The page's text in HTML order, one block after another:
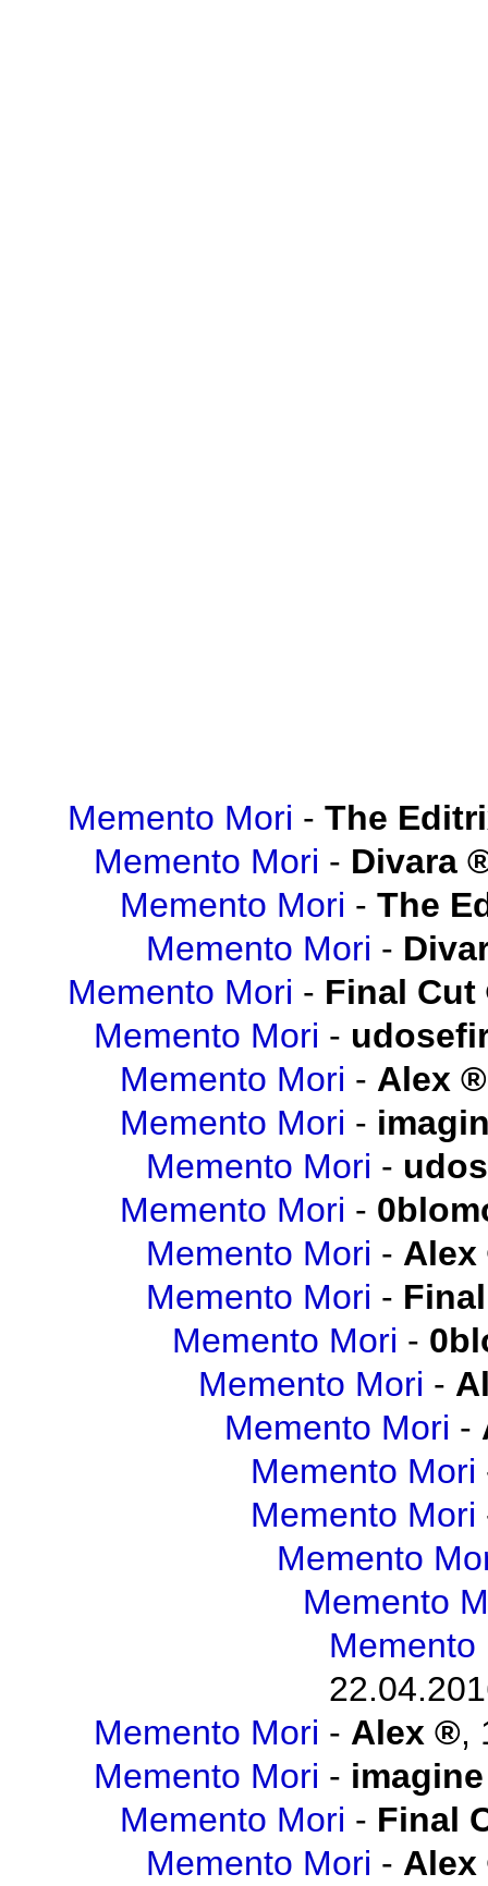
Memento Mori - The
Memento Mori - Divara
Memento Mori - The
Memento Mori -
Memento Mori - Final Cut
Memento Mori -
Memento Mori - Alex
Memento Mori -
Memento Mori -
Memento Mori -
Memento Mori - Alex
Memento Mori -
Memento Mori -
Memento Mori -
Memento Mori -
Memento Mori
Memento Mori
Memento
Memento
Memento
Memento Mori - Alex ,
Memento Mori - imagine
Memento Mori - Final
Memento Mori - Alex